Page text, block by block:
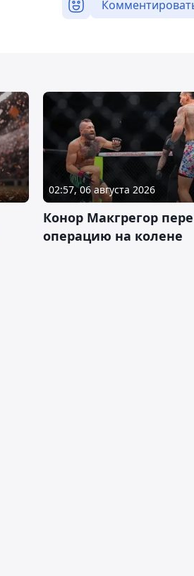
02:57, 06 августа 2026
Конор Макгрегор
операцию на колене